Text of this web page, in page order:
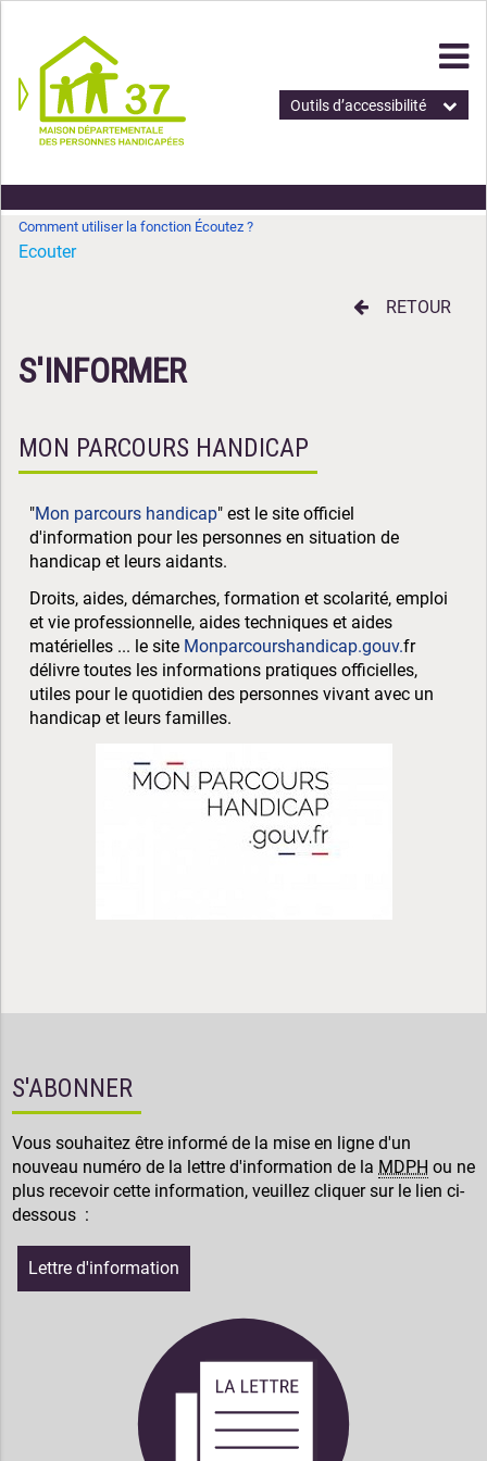
Outils d’accessibilité
Comment utiliser la fonction Écoutez ?
Ecouter
RETOUR
S'INFORMER
MON PARCOURS HANDICAP
"Mon parcours handicap" est le site officiel
d'information pour les personnes en situation de
handicap et leurs aidants.
Droits, aides, démarches, formation et scolarité, emploi
et vie professionnelle, aides techniques et aides
matérielles ... le site Monparcourshandicap.gouv.fr
délivre toutes les informations pratiques officielles,
utiles pour le quotidien des personnes vivant avec un
handicap et leurs familles.
S'ABONNER
Vous souhaitez être informé de la mise en ligne d'un
nouveau numéro de la lettre d'information de la MDPH ou ne
plus recevoir cette information, veuillez cliquer sur le lien ci-
dessous :
Lettre d'information